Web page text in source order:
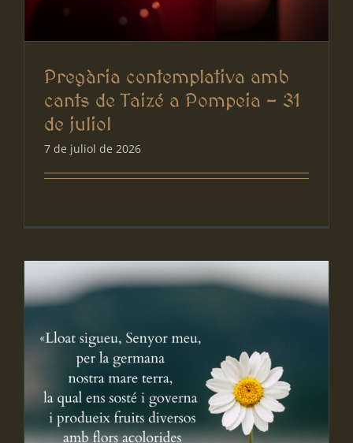
Pregària contemplativa amb
cants de Taizé a Pompeia – 31
de juliol
7 de juliol de 2026